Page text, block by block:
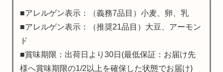
■アレルゲン表示：（義務7品目）小麦、卵、乳
■アレルゲン表示：（推奨21品目）大豆、アーモン
ド
■賞味期限：出荷日より30日(最低保証：お届け先
様へ賞味期限の1/2以上を確保した状態でお届け)